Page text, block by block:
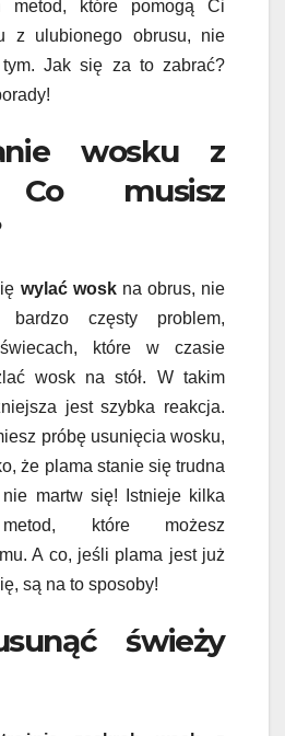
metod, które pomogą Ci
z ulubionego obrusu, nie
Jak się za to zabrać?
wosku z
Co musisz
wylać woskna obrus, nie
częsty problem,
które w czasie
wosk na stół. W takim
jest szybka reakcja.
próbę usunięcia wosku,
że plama stanie się trudna
martw się! Istnieje kilka
metod, które możesz
A co, jeśli plama jest już
są na to sposoby!
świeży